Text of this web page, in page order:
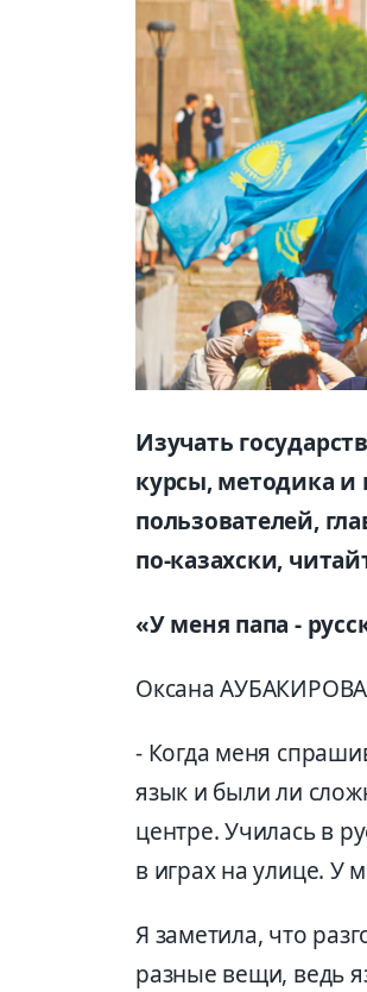
Изучать
курсы, методика и
пользователей,
по-казахски,
«У меня папа -
Оксана
- Когда меня
язык и были ли
центре. Училась в
в играх на улице. У
Я заметила, что
разные вещи, ведь